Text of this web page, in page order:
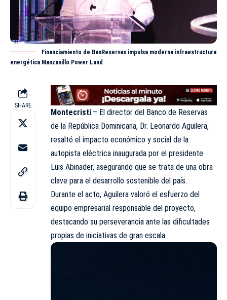
Financiamiento de BanReservas impulsa moderna infraestructura
energética Manzanillo Power Land
SHARE
Montecristi.– El director del Banco de Reservas
de la República Dominicana, Dr. Leonardo Aguilera,
resaltó el impacto económico y social de la
autopista eléctrica inaugurada por el presidente
Luis Abinader, asegurando que se trata de una obra
clave para el desarrollo sostenible del país.
Durante el acto, Aguilera valoró el esfuerzo del
equipo empresarial responsable del proyecto,
destacando su perseverancia ante las dificultades
propias de iniciativas de gran escala.